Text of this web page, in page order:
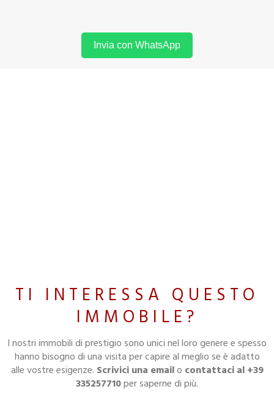
Invia con WhatsApp
TI INTERESSA QUESTO
IMMOBILE?
I nostri immobili di prestigio sono unici nel loro genere e spesso
hanno bisogno di una visita per capire al meglio se è adatto
alle vostre esigenze. Scrivici una emailo contattaci al +39
335257710per saperne di più.